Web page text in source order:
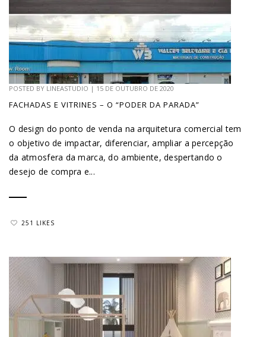
POSTED BY LINEASTUDIO | 15 DE OUTUBRO DE 2020
FACHADAS E VITRINES – O “PODER DA PARADA”
O design do ponto de venda na arquitetura comercial tem
o objetivo de impactar, diferenciar, ampliar a percepção
da atmosfera da marca, do ambiente, despertando o
desejo de compra e...
251 LIKES